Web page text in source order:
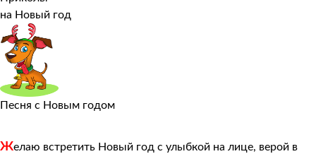
на Новый год
Песня с Новым годом
Желаю встретить Новый год с улыбкой на лице, верой в